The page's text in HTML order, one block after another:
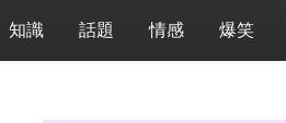
知識 話題 情感 爆笑